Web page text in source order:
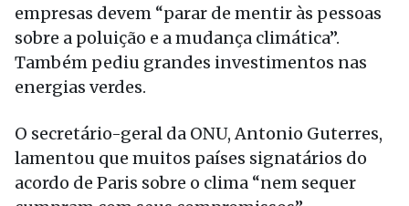
empresas devem “parar de mentir às pessoas
sobre a poluição e a mudança climática”.
Também pediu grandes investimentos nas
energias verdes.
O secretário-geral da ONU, Antonio Guterres,
lamentou que muitos países signatários do
acordo de Paris sobre o clima “nem sequer